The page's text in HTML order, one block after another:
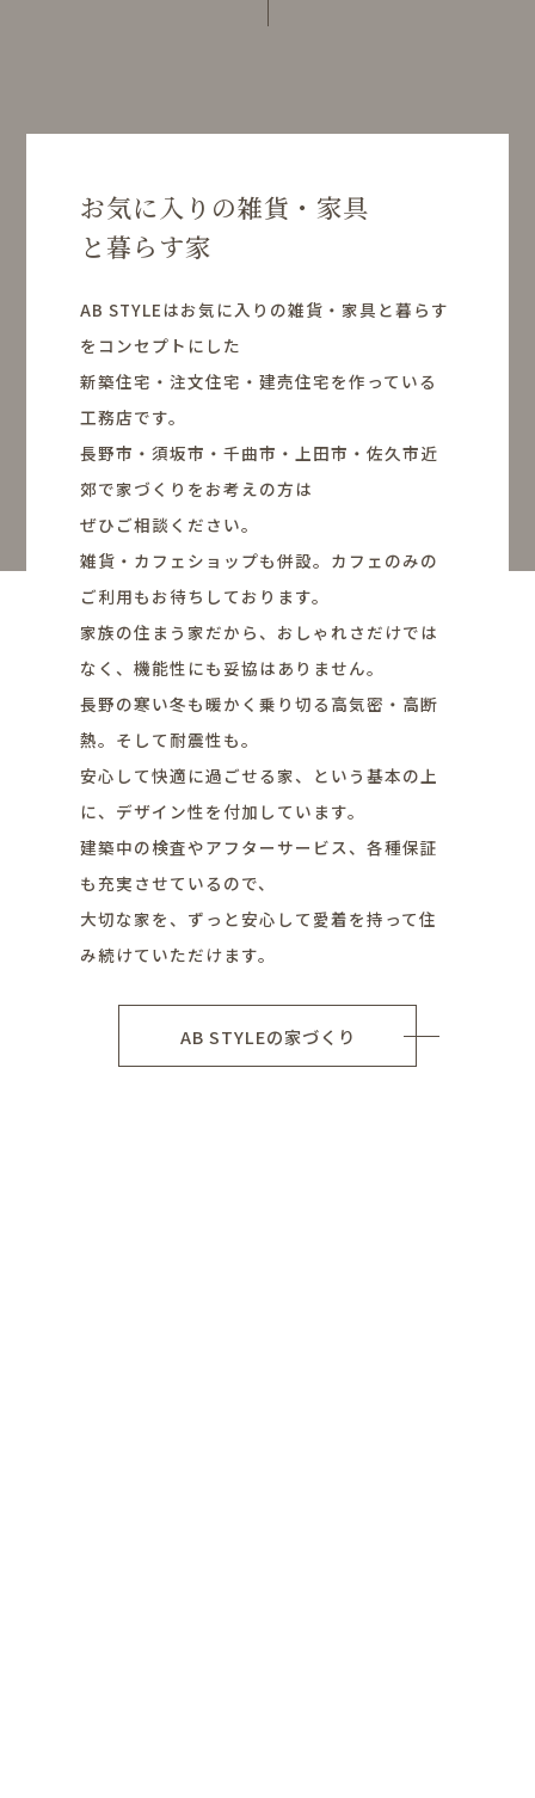
お気に入りの雑貨・家具
と暮らす家
AB STYLEはお気に入りの雑貨・家具と暮らす
をコンセプトにした
新築住宅・注文住宅・建売住宅を作っている
工務店です。
長野市・須坂市・千曲市・上田市・佐久市近
郊で家づくりをお考えの方は
ぜひご相談ください。
雑貨・カフェショップも併設。カフェのみの
ご利用もお待ちしております。
家族の住まう家だから、おしゃれさだけでは
なく、機能性にも妥協はありません。
長野の寒い冬も暖かく乗り切る高気密・高断
熱。そして耐震性も。
安心して快適に過ごせる家、という基本の上
に、デザイン性を付加しています。
建築中の検査やアフターサービス、各種保証
も充実させているので、
大切な家を、ずっと安心して愛着を持って住
み続けていただけます。
AB STYLEの家づくり